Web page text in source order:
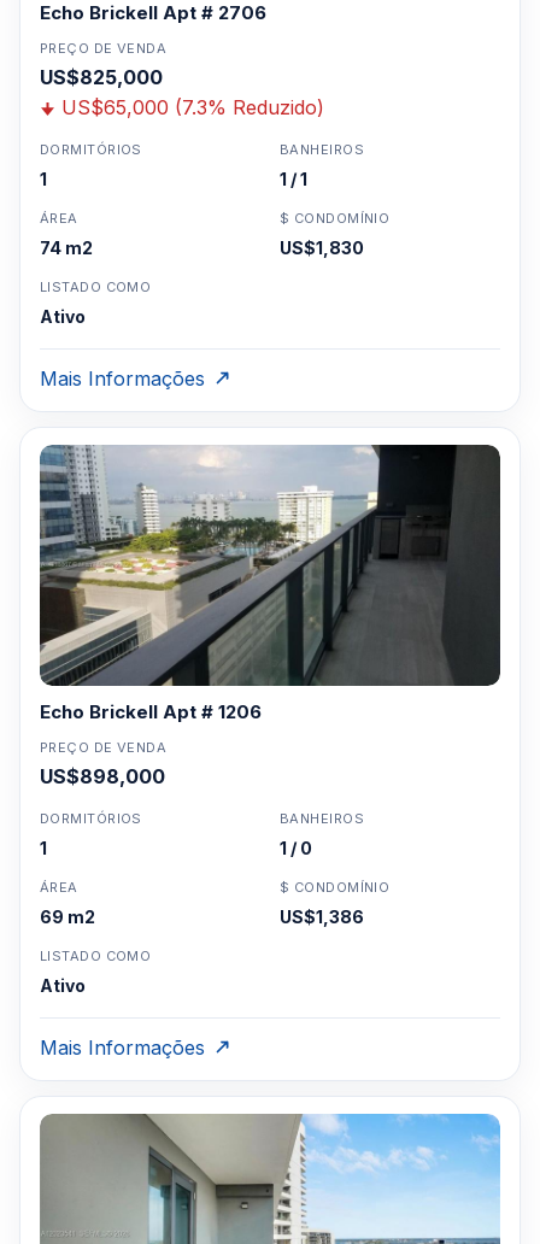
Echo Brickell Apt # 2706
PREÇO DE VENDA
US$825,000
US$65,000 (7.3% Reduzido)
DORMITÓRIOS
1
BANHEIROS
1 / 1
ÁREA
74 m2
$ CONDOMÍNIO
US$1,830
LISTADO COMO
Ativo
Mais Informações
Echo Brickell Apt # 1206
PREÇO DE VENDA
US$898,000
DORMITÓRIOS
1
BANHEIROS
1 / 0
ÁREA
69 m2
$ CONDOMÍNIO
US$1,386
LISTADO COMO
Ativo
Mais Informações